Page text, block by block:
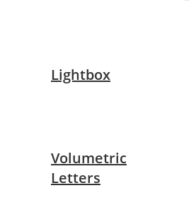
Lightbox
Volumetric
Letters